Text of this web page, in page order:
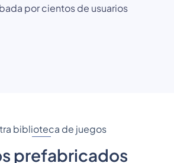
por cientos de usuarios
biblioteca de juegos
prefabricados